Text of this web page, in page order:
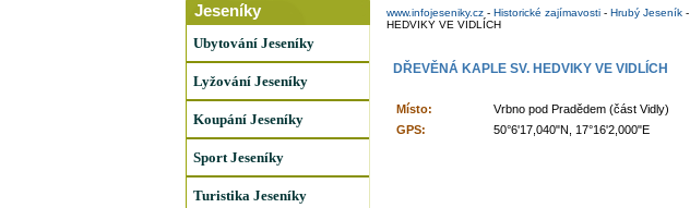
Jeseníky
Ubytování Jeseníky
Lyžování Jeseníky
Koupání Jeseníky
Sport Jeseníky
Turistika Jeseníky
www.infojeseniky.cz- Historické zajímavosti- Hrubý Jeseník-
HEDVIKY VE VIDLÍCH
DŘEVĚNÁ KAPLE SV. HEDVIKY VE VIDLÍCH
Místo:
Vrbno pod Pradědem (část Vidly)
GPS:
50°6'17,040"N, 17°16'2,000"E